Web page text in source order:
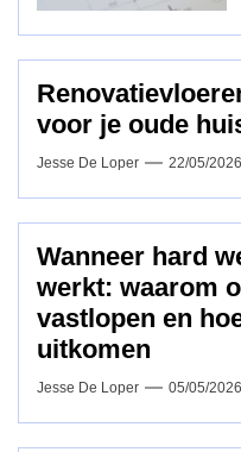
voor je oude
Jesse De Loper 22/05/2026
Wanneer hard
werkt: waarom
vastlopen en
uitkomen
Jesse De Loper 05/05/2026